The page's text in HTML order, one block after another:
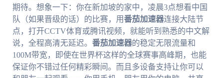
期待。想象一下：你在新加坡的家中，凌晨3点想看中国
队（如果晋级的话）的比赛，用番茄加速器连接大陆节
点，打开CCTV体育或腾讯视频，就能听到熟悉的中文解
说，全程高清无延迟。 番茄加速器的稳定无限流量和
100M带宽，即使在世界杯这样的全球赛事高峰期，也能
保证你不错过任何精彩瞬间。而且多设备支持让你可以